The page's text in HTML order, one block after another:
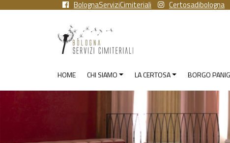
BolognaServiziCimiteriali Certosadibologna
HOME CHI SIAMO LA CERTOSA BORGO